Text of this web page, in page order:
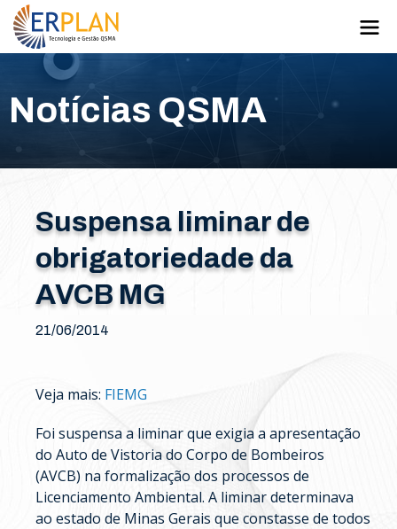
Notícias QSMA
Suspensa liminar de
obrigatoriedade da
AVCB MG
21/06/2014
Veja mais: FIEMG
Foi suspensa a liminar que exigia a apresentação
do Auto de Vistoria do Corpo de Bombeiros
(AVCB) na formalização dos processos de
Licenciamento Ambiental. A liminar determinava
ao estado de Minas Gerais que constasse de todos